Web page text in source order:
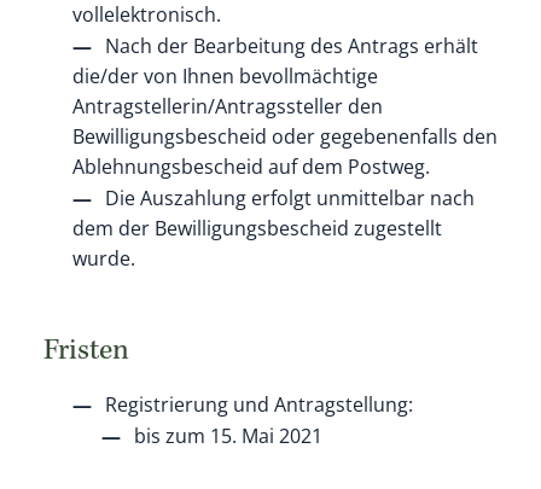
vollelektronisch.
Nach der Bearbeitung des Antrags erhält
die/der von Ihnen bevollmächtige
Antragstellerin/Antragssteller den
Bewilligungsbescheid oder gegebenenfalls den
Ablehnungsbescheid auf dem Postweg.
Die Auszahlung erfolgt unmittelbar nach
dem der Bewilligungsbescheid zugestellt
wurde.
Fristen
Registrierung und Antragstellung:
bis zum 15. Mai 2021